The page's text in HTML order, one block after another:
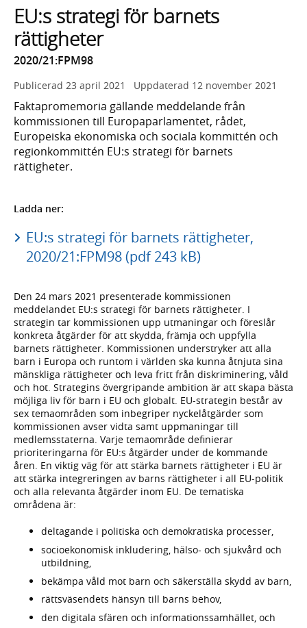
EU:s strategi för barnets
rättigheter
2020/21:FPM98
Publicerad 23 april 2021 Uppdaterad 12 november 2021
Faktapromemoria gällande meddelande från
kommissionen till Europaparlamentet, rådet,
Europeiska ekonomiska och sociala kommittén och
regionkommittén EU:s strategi för barnets
rättigheter.
Ladda ner:
EU:s strategi för barnets rättigheter,
2020/21:FPM98 (pdf 243 kB)
Den 24 mars 2021 presenterade kommissionen
meddelandet EU:s strategi för barnets rättigheter. I
strategin tar kommissionen upp utmaningar och föreslår
konkreta åtgärder för att skydda, främja och uppfylla
barnets rättigheter. Kommissionen understryker att alla
barn i Europa och runtom i världen ska kunna åtnjuta sina
mänskliga rättigheter och leva fritt från diskriminering, våld
och hot. Strategins övergripande ambition är att skapa bästa
möjliga liv för barn i EU och globalt. EU-strategin består av
sex temaområden som inbegriper nyckelåtgärder som
kommissionen avser vidta samt uppmaningar till
medlemsstaterna. Varje temaområde definierar
prioriteringarna för EU:s åtgärder under de kommande
åren. En viktig väg för att stärka barnets rättigheter i EU är
att stärka integreringen av barns rättigheter i all EU-politik
och alla relevanta åtgärder inom EU. De tematiska
områdena är:
deltagande i politiska och demokratiska processer,
socioekonomisk inkludering, hälso- och sjukvård och
utbildning,
bekämpa våld mot barn och säkerställa skydd av barn,
rättsväsendets hänsyn till barns behov,
den digitala sfären och informationssamhället, och